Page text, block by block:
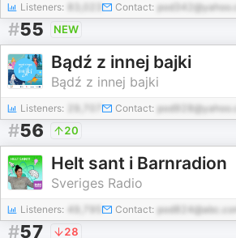
Listeners: Contact:
#55 NEW
Bądź z innej bajki
Bądź z innej bajki
Listeners: Contact:
#56 20
Helt sant i Barnradion
Sveriges Radio
Listeners: 49,795 Contact:
#57 28